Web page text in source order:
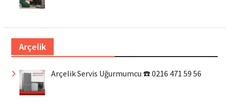
Arçelik
Arçelik Servis Uğurmumcu ☎️ 0216 471 59 56